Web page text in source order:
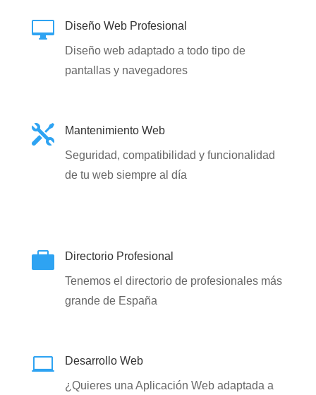
 Diseño Web Profesional
Diseño web adaptado a todo tipo de
pantallas y navegadores
 Mantenimiento Web
Seguridad, compatibilidad y funcionalidad
de tu web siempre al día
 Directorio Profesional
Tenemos el directorio de profesionales más
grande de España
 Desarrollo Web
¿Quieres una Aplicación Web adaptada a